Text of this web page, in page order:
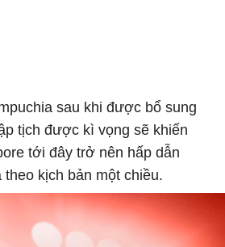
sau khi được bổ sung
tịch được kì vọng sẽ khiến
tới đây trở nên hấp dẫn
kịch bản một chiều.